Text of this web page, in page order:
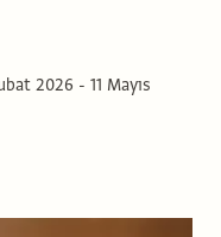
2026 - 11 Mayıs